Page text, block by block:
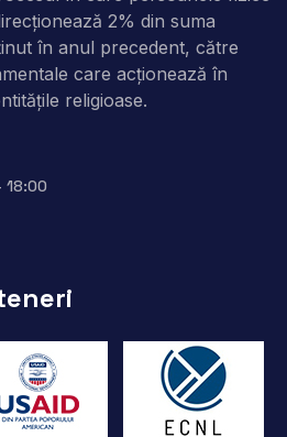
2% din suma
în anul precedent, către
care acţionează în
religioase.
18:00